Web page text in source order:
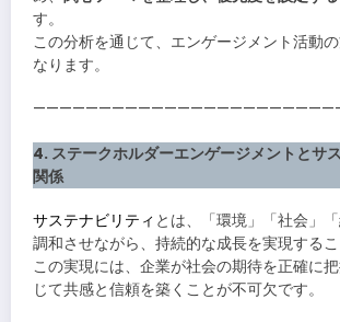
す。
この分析を通じて、エンゲージメント活動
なります。
4. ステークホルダーエンゲージメントとサ
関係
サステナビリティ とは、「環境」「社会」
調和させながら、持続的な成長を実現するこ
この実現には、企業が社会の期待を正確に
じて共感と信頼を築くことが不可欠です。